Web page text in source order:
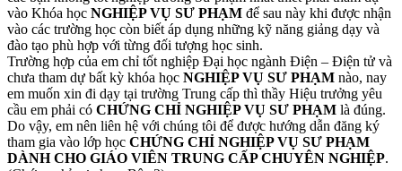
vào Khóa học NGHIỆP VỤ SƯ PHẠM để sau này khi được nhận
vào các trường học còn biết áp dụng những kỹ năng giảng dạy và
đào tạo phù hợp với từng đối tượng học sinh.
Trường hợp của em chỉ tốt nghiệp Đại học ngành Điện – Điện tử và
chưa tham dự bất kỳ khóa học NGHIỆP VỤ SƯ PHẠM nào, nay
em muốn xin đi dạy tại trường Trung cấp thì thầy Hiệu trưởng yêu
cầu em phải có CHỨNG CHỈ NGHIỆP VỤ SƯ PHẠM là đúng.
Do vậy, em nên liên hệ với chúng tôi để được hướng dẫn đăng ký
tham gia vào lớp học CHỨNG CHỈ NGHIỆP VỤ SƯ PHẠM
DÀNH CHO GIÁO VIÊN TRUNG CẤP CHUYÊN NGHIỆP.